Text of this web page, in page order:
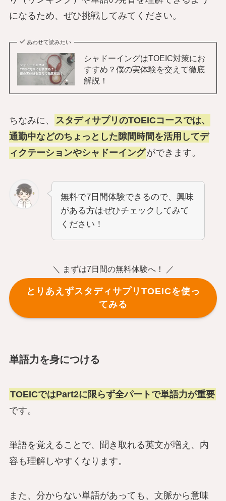
になるため、ぜひ挑戦してみてください。
あわせて読みたい
シャドーイングはTOEIC対策にお
すすめ？僕の実体験を交えて徹底
解説！
ちなみに、
スタディサプリのTOEICコースでは、
通勤中などのちょっとした隙間時間を活用してデ
ィクテーションやシャドーイングができます。
無料で7日間体験できるので、興味
がある方はぜひチェックしてみて
ください！
＼ まずは7日間の無料体験へ！ ／
とりあえずスタディサプリTOEICを使っ
てみる
単語力を身につける
TOEICではPart2に限らず全パートで単語力が重要
です。
単語を覚えることで、聞き取れる英文が増え、内
容も理解しやすくなります。
また、分からない単語があっても、文脈から意味